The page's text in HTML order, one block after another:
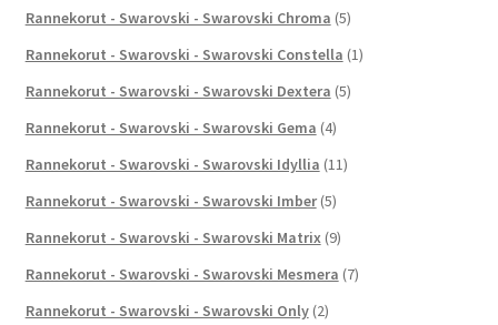
Rannekorut - Swarovski - Swarovski Chroma (5)
Rannekorut - Swarovski - Swarovski Constella (1)
Rannekorut - Swarovski - Swarovski Dextera (5)
Rannekorut - Swarovski - Swarovski Gema (4)
Rannekorut - Swarovski - Swarovski Idyllia (11)
Rannekorut - Swarovski - Swarovski Imber (5)
Rannekorut - Swarovski - Swarovski Matrix (9)
Rannekorut - Swarovski - Swarovski Mesmera (7)
Rannekorut - Swarovski - Swarovski Only (2)